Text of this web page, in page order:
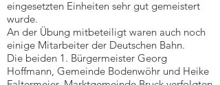
eingesetzten Einheiten sehr gut gemeistert
wurde.
An der Übung mitbeteiligt waren auch noch
einige Mitarbeiter der Deutschen Bahn.
Die beiden 1. Bürgermeister Georg
Hoffmann, Gemeinde Bodenwöhr und Heike